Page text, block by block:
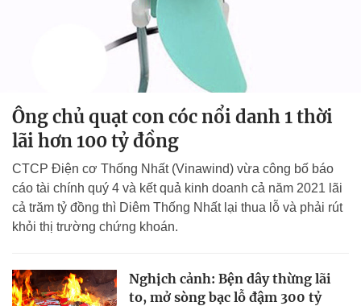
Ông chủ quạt con cóc nổi danh 1 thời
lãi hơn 100 tỷ đồng
CTCP Điện cơ Thống Nhất (Vinawind) vừa công bố báo
cáo tài chính quý 4 và kết quả kinh doanh cả năm 2021 lãi
cả trăm tỷ đồng thì Diêm Thống Nhất lại thua lỗ và phải rút
khỏi thị trường chứng khoán.
Nghịch cảnh: Bện dây thừng lãi
to, mở sòng bạc lỗ đậm 300 tỷ